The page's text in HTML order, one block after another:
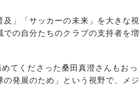
」「サッカーの未来」を大きな視
の自分たちのクラブの支持者を増
くださった桑田真澄さんもおっ
発展のため」という視野で、メジ